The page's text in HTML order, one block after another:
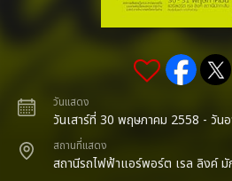
วันแสดง
วันเสาร์ที่ 30 พฤษภาคม 2558 - วั
สถานที่แสดง
สถานีรถไฟฟ้าแอร์พอร์ต เรล ลิงค์ มั